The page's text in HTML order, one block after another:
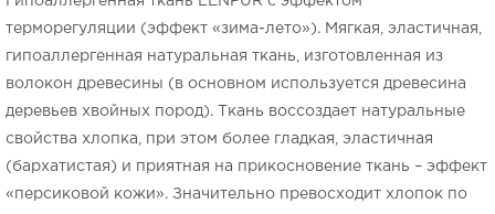
терморегуляции (эффект «зима-лето»). Мягкая, эластичная,
гипоаллергенная натуральная ткань, изготовленная из
волокон древесины (в основном используется древесина
деревьев хвойных пород). Ткань воссоздает натуральные
свойства хлопка, при этом более гладкая, эластичная
(бархатистая) и приятная на прикосновение ткань – эффект
«персиковой кожи». Значительно превосходит хлопок по